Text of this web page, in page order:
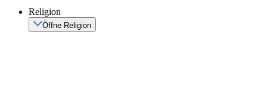
Religion
Öffne Religion